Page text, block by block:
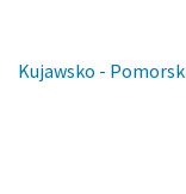
Kujawsko -